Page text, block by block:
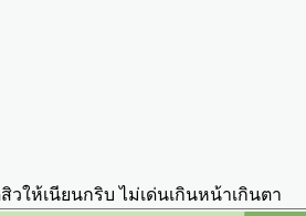
วให้เนียนกริบ ไม่เด่นเกินหน้าเกินตา